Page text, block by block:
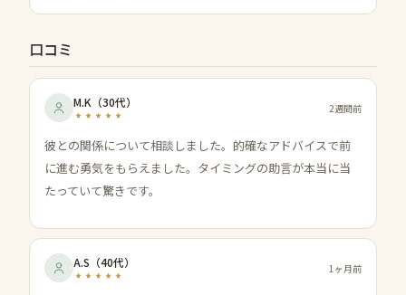
口コミ
M.K （30代） 2週間前
彼との関係について相談しました。的確なアドバイスで前
に進む勇気をもらえました。タイミングの助言が本当に当
たっていて驚きです。
A.S （40代） 1ヶ月前